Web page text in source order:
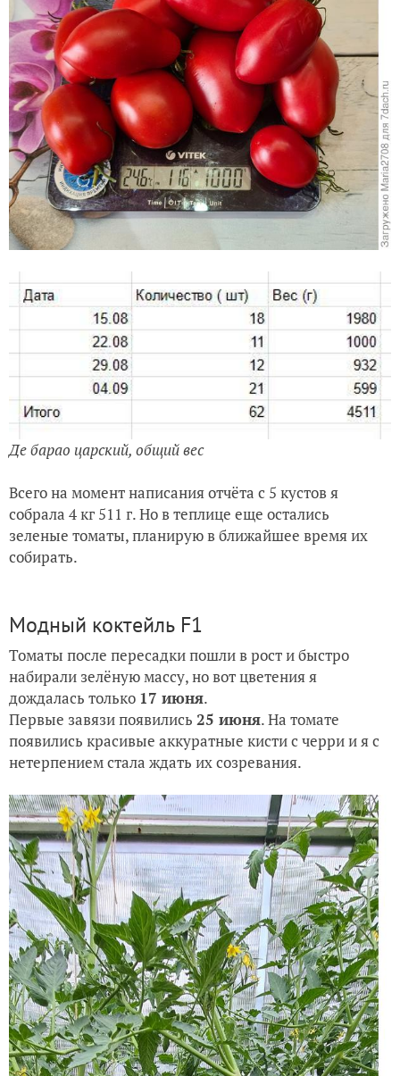
Де барао царский, общий вес
Всего на момент написания отчёта с 5 кустов я
собрала 4 кг 511 г. Но в теплице еще остались
зеленые томаты, планирую в ближайшее время их
собирать.
Модный коктейль F1
Томаты после пересадки пошли в рост и быстро
набирали зелёную массу, но вот цветения я
дождалась только 17 июня.
Первые завязи появились 25 июня. На томате
появились красивые аккуратные кисти с черри и я с
нетерпением стала ждать их созревания.